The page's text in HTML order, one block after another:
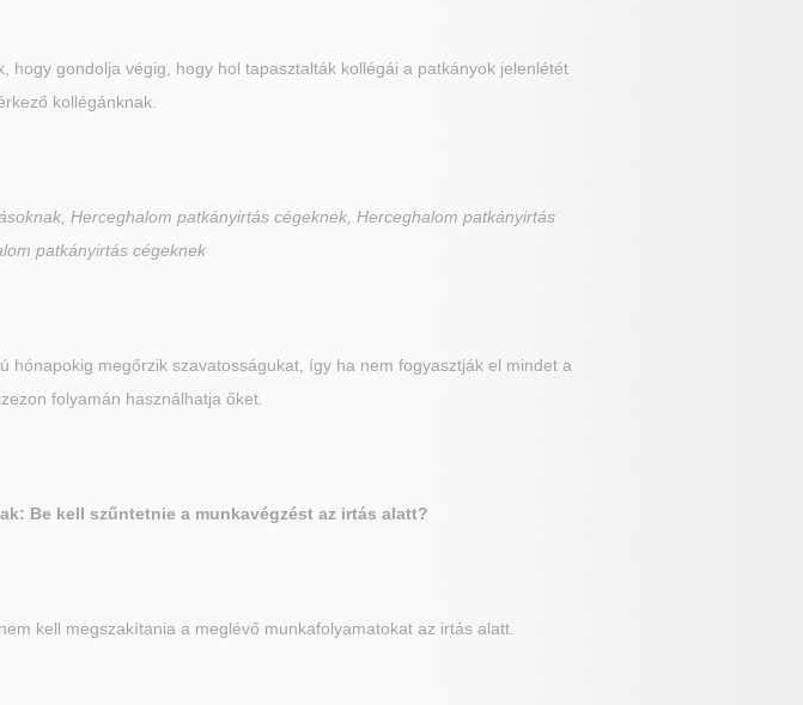
hogy gondolja végig, hogy hol tapasztalták kollégái a patkányok jelenlétét
kollégánknak.
Herceghalom patkányirtás cégeknek, Herceghalom patkányirtás
patkányirtás cégeknek
hónapokig megőrzik szavatosságukat, így ha nem fogyasztják el mindet a
folyamán használhatja őket.
Be kell szűntetnie a munkavégzést az irtás alatt?
kell megszakítania a meglévő munkafolyamatokat az irtás alatt.